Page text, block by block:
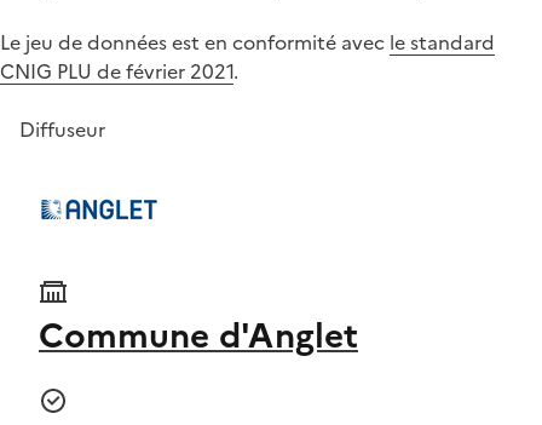
Le jeu de données est en conformité avec le standard
CNIG PLU de février 2021.
Diffuseur
Commune d'Anglet